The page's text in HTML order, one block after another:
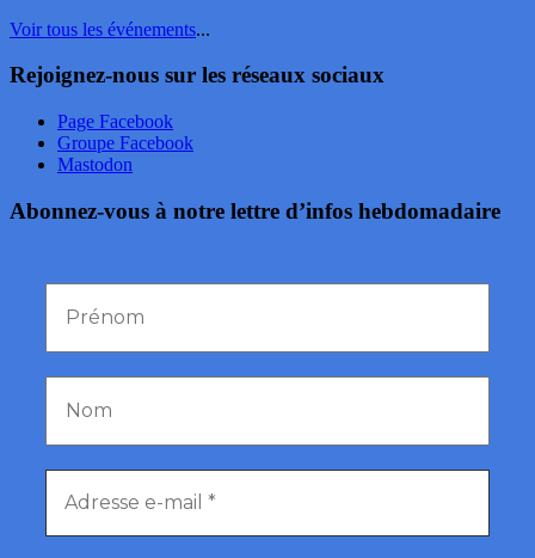
Voir tous les événements...
Rejoignez-nous sur les réseaux sociaux
Page Facebook
Groupe Facebook
Mastodon
Abonnez-vous à notre lettre d’infos hebdomadaire